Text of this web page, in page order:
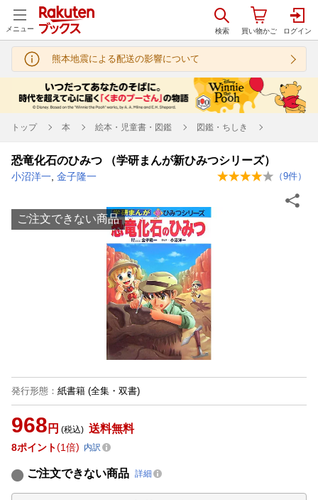
メニュー
熊本地震による配送の影響について
トップ 本 絵本・児童書・図鑑 図鑑・ちしき
恐竜化石のひみつ （学研まんが新ひみつシリーズ）
小沼洋一 金子隆一 （9件）
ご注文できない商品
発行形態 ： 紙書籍 (全集・双書)
968 円 (税込) 送料無料
8ポイント 1倍 内訳
ご注文できない商品 詳細